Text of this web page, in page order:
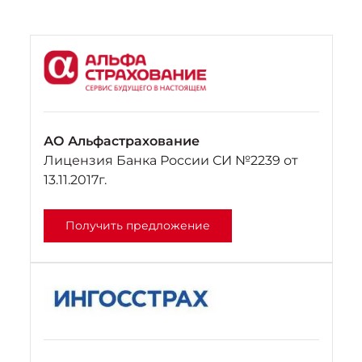
АО Альфастрахование
Лицензия Банка России СИ №2239 от
13.11.2017г.
Получить предложение